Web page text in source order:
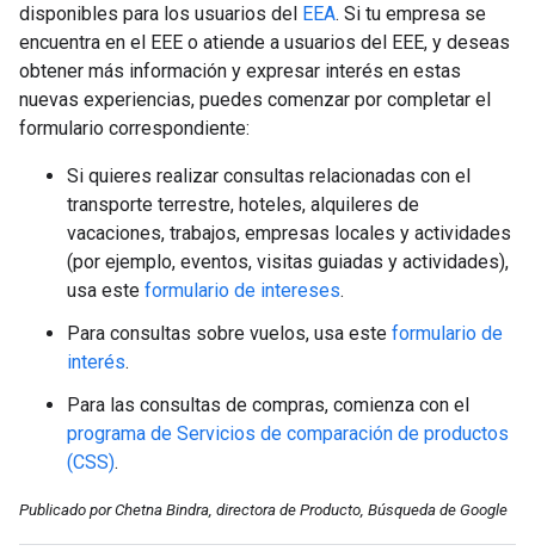
disponibles para los usuarios del EEA. Si tu empresa se
encuentra en el EEE o atiende a usuarios del EEE, y deseas
obtener más información y expresar interés en estas
nuevas experiencias, puedes comenzar por completar el
formulario correspondiente:
Si quieres realizar consultas relacionadas con el
transporte terrestre, hoteles, alquileres de
vacaciones, trabajos, empresas locales y actividades
(por ejemplo, eventos, visitas guiadas y actividades),
usa este formulario de intereses.
Para consultas sobre vuelos, usa este formulario de
interés.
Para las consultas de compras, comienza con el
programa de Servicios de comparación de productos
(CSS).
Publicado por Chetna Bindra, directora de Producto, Búsqueda de Google